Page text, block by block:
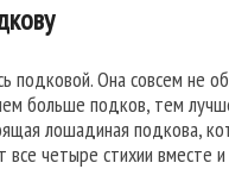
подковой. Она совсем не
больше подков, тем
лошадиная подкова,
четыре стихии